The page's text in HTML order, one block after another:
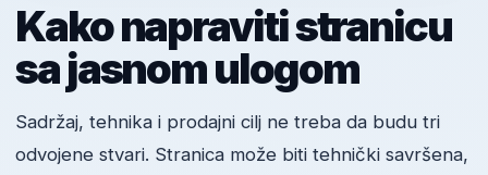
Kako napraviti stranicu
sa jasnom ulogom
Sadržaj, tehnika i prodajni cilj ne treba da budu tri
odvojene stvari. Stranica može biti tehnički savršena,